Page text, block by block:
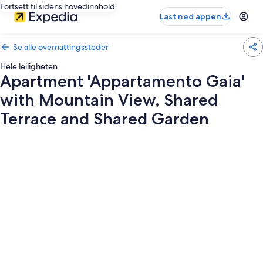
Fortsett til sidens hovedinnhold
Last ned appen
Se alle overnattingssteder
Hele leiligheten
Apartment 'Appartamento Gaia'
with Mountain View, Shared
Terrace and Shared Garden